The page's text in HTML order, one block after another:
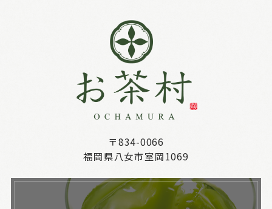
〒834-0066
福岡県八女市室岡1069